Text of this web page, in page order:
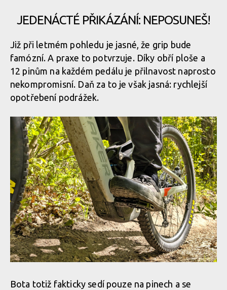
JEDENÁCTÉ PŘIKÁZÁNÍ: NEPOSUNEŠ!
Již při letmém pohledu je jasné, že grip bude
famózní. A praxe to potvrzuje. Díky obří ploše a
12 pinům na každém pedálu je přilnavost naprosto
nekompromisní. Daň za to je však jasná: rychlejší
opotřebení podrážek.
Bota totiž fakticky sedí pouze na pinech a se